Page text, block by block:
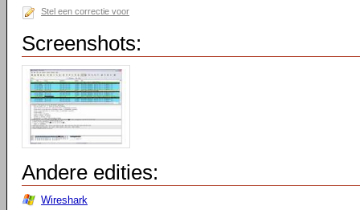
Stel een correctie voor
Screenshots:
Andere edities:
Wireshark